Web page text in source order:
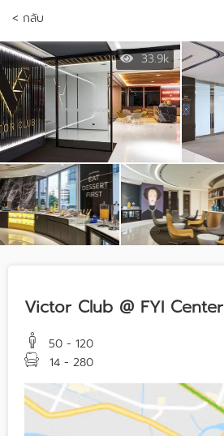
< กลับ
33.9k
Victor Club @ FYI Center
50 - 120
14 - 280